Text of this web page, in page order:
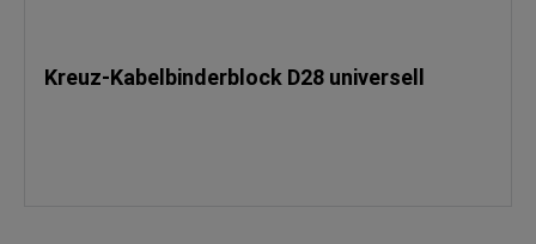
Kreuz-Kabelbinderblock D28 universell